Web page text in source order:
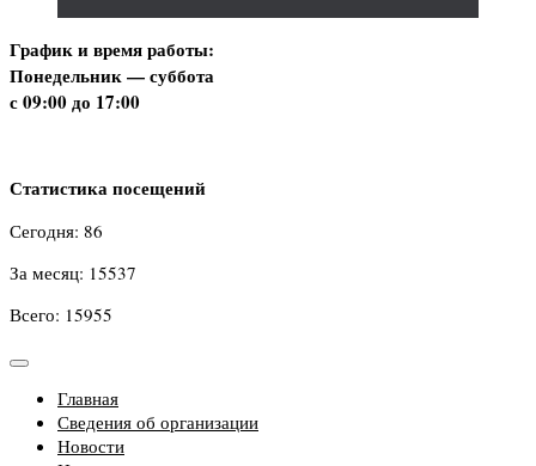
График и время работы:
Понедельник — суббота
с 09:00 до 17:00
Статистика посещений
Сегодня: 86
За месяц: 15537
Всего: 15955
Главная
Сведения об организации
Новости